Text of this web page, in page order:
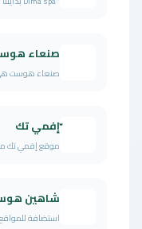
صنعاء هوست
صنعاء هوست هي شركة رائدة
موقع إفمي تك موقع متخصص
شاهين هوست
استضافة للمواقع سرعة عالية